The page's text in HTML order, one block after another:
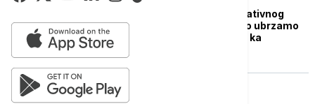
Apostolović: Cilj Operativnog
tima je da maksimalno ubrzamo
ispunjavanje obaveza ka